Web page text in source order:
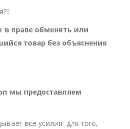
в праве обменять или
товар без объяснения
мы предоставляем
все усилия, для того,